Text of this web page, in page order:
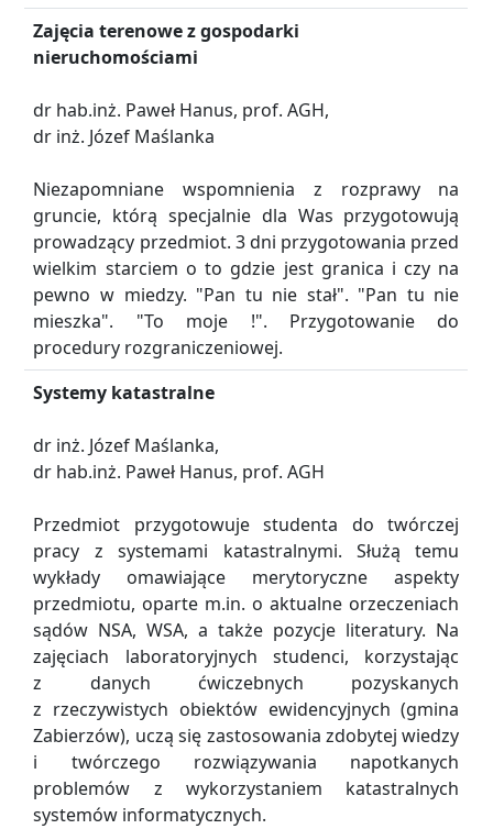
Zajęcia terenowe z gospodarki
nieruchomościami
dr hab.inż. Paweł Hanus, prof. AGH,
dr inż. Józef Maślanka
Niezapomniane wspomnienia z rozprawy na
gruncie, którą specjalnie dla Was przygotowują
prowadzący przedmiot. 3 dni przygotowania przed
wielkim starciem o to gdzie jest granica i czy na
pewno w miedzy. "Pan tu nie stał". "Pan tu nie
mieszka". "To moje !". Przygotowanie do
procedury rozgraniczeniowej.
Systemy katastralne
dr inż. Józef Maślanka,
dr hab.inż. Paweł Hanus, prof. AGH
Przedmiot przygotowuje studenta do twórczej
pracy z systemami katastralnymi. Służą temu
wykłady omawiające merytoryczne aspekty
przedmiotu, oparte m.in. o aktualne orzeczeniach
sądów NSA, WSA, a także pozycje literatury. Na
zajęciach laboratoryjnych studenci, korzystając
z danych ćwiczebnych pozyskanych
z rzeczywistych obiektów ewidencyjnych (gmina
Zabierzów), uczą się zastosowania zdobytej wiedzy
i twórczego rozwiązywania napotkanych
problemów z wykorzystaniem katastralnych
systemów informatycznych.